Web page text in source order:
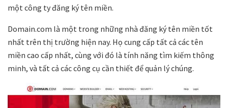
một công ty đăng ký tên miền.
Domain.com là một trong những nhà đăng ký tên miền tốt
nhất trên thị trường hiện nay. Họ cung cấp tất cả các tên
miền cao cấp nhất, cùng với đó là tính năng tìm kiếm thông
minh, và tất cả các công cụ cần thiết để quản lý chúng.